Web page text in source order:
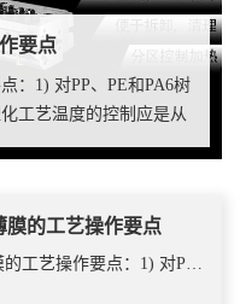
要点
：1) 对PP、PE和PA6树
工艺温度的控制应是从
膜的工艺操作要点